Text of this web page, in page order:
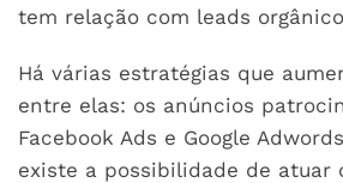
tem relação com leads
Há várias estratégias que
entre elas: os anúncios
Facebook Ads e Google
existe a possibilidade de atuar